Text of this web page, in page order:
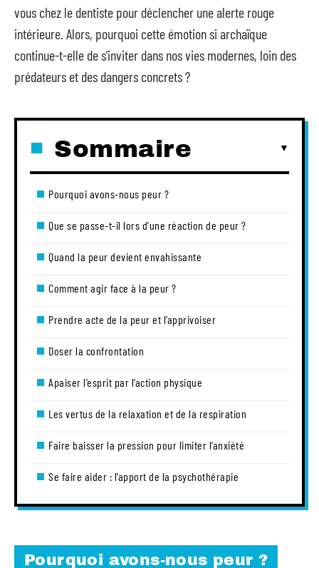
vous chez le dentiste pour déclencher une alerte rouge
intérieure. Alors, pourquoi cette émotion si archaïque
continue-t-elle de s’inviter dans nos vies modernes, loin des
prédateurs et des dangers concrets ?
Sommaire
Pourquoi avons-nous peur ?
Que se passe-t-il lors d’une réaction de peur ?
Quand la peur devient envahissante
Comment agir face à la peur ?
Prendre acte de la peur et l’apprivoiser
Doser la confrontation
Apaiser l’esprit par l’action physique
Les vertus de la relaxation et de la respiration
Faire baisser la pression pour limiter l’anxiété
Se faire aider : l’apport de la psychothérapie
Pourquoi avons-nous peur ?